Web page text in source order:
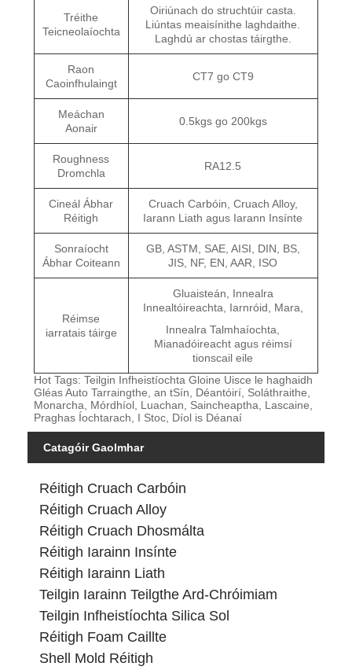
Tréithe
Teicneolaíochta
Oiriúnach do struchtúir casta.
Liúntas meaisínithe laghdaithe.
Laghdú ar chostas táirgthe.
Raon
Caoinfhulaingt
CT7 go CT9
Meáchan
Aonair
0.5kgs go 200kgs
Roughness
Dromchla
RA12.5
Cineál Ábhar
Réitigh
Cruach Carbóin, Cruach Alloy,
Iarann ​​Liath agus Iarann ​​Insínte
Sonraíocht
Ábhar Coiteann
GB, ASTM, SAE, AISI, DIN, BS,
JIS, NF, EN, AAR, ISO
Réimse
iarratais táirge
Gluaisteán, Innealra
Innealtóireachta, Iarnróid, Mara,
Innealra Talmhaíochta,
Mianadóireacht agus réimsí
tionscail eile
Hot Tags: Teilgin Infheistíochta Gloine Uisce le haghaidh
Gléas Auto Tarraingthe, an tSín, Déantóirí, Soláthraithe,
Monarcha, Mórdhíol, Luachan, Saincheaptha, Lascaine,
Praghas Íochtarach, I Stoc, Díol is Déanaí
Catagóir Gaolmhar
Réitigh Cruach Carbóin
Réitigh Cruach Alloy
Réitigh Cruach Dhosmálta
Réitigh Iarainn Insínte
Réitigh Iarainn Liath
Teilgin Iarainn Teilgthe Ard-Chróimiam
Teilgin Infheistíochta Silica Sol
Réitigh Foam Caillte
Shell Mold Réitigh